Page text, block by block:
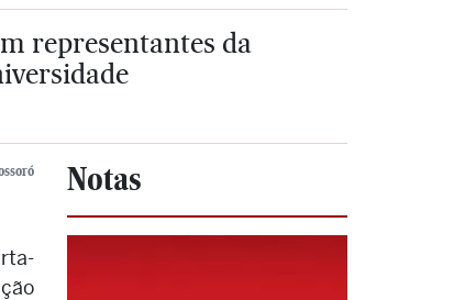
representantes da
Notas